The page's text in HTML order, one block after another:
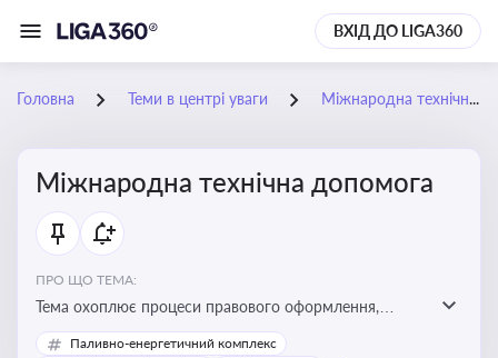
ВХІД ДО LIGA360
Головна Теми в центрі уваги Міжнародна технічна допомога
Міжнародна технічна допомога
ПРО ЩО ТЕМА:
Тема охоплює процеси правового оформлення,
адміністрування і контролю технічної допомоги, що
Паливно-енергетичний комплекс